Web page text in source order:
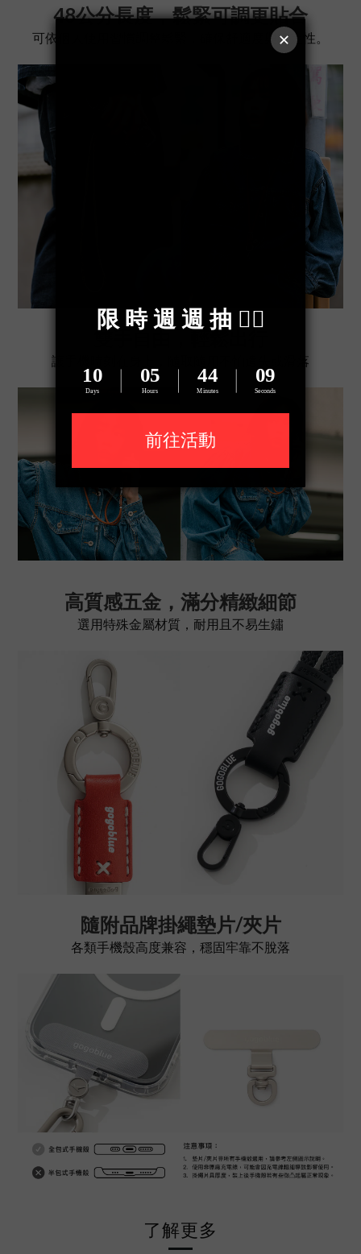
48公分長度，鬆緊可調更貼合
可依個人使用習慣調整鬆緊，確保舒適度與穩定性。
雙手自由，輕鬆出行
讓手機時刻在身上，隨取隨用不怕遺失或滑落
高質感五金，滿分精緻細節
選用特殊金屬材質，耐用且不易生鏽
隨附品牌掛繩墊片/夾片
各類手機殼高度兼容，穩固牢靠不脫落
了解更多